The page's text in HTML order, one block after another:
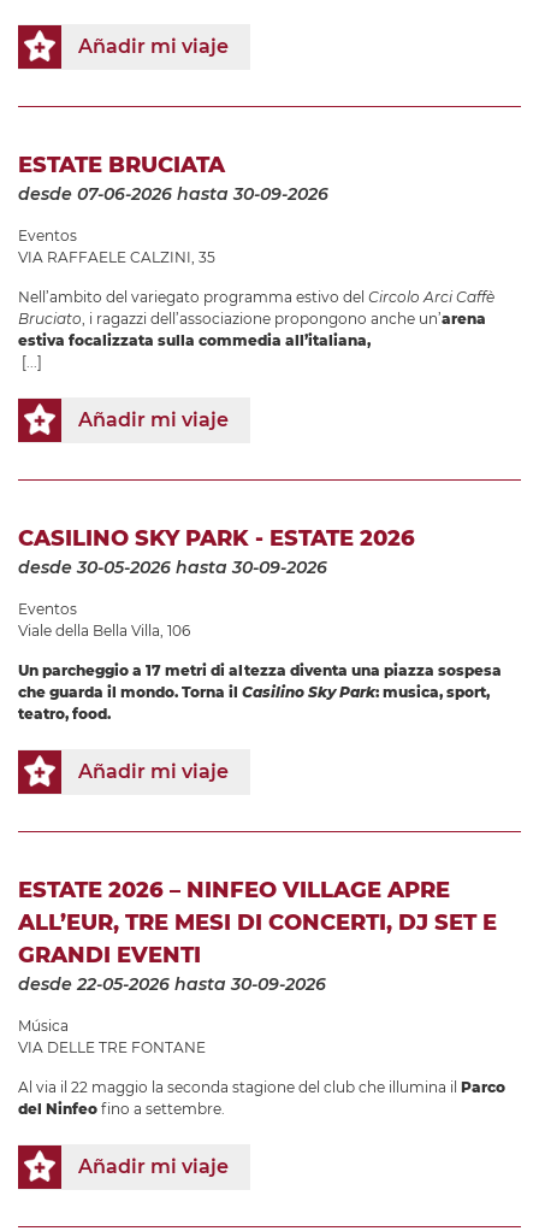
Añadir mi viaje
ESTATE BRUCIATA
desde 07-06-2026 hasta 30-09-2026
Eventos
VIA RAFFAELE CALZINI, 35
Nell’ambito del variegato programma estivo del Circolo Arci Caffè
Bruciato, i ragazzi dell’associazione propongono anche un’arena
estiva focalizzata sulla commedia all’italiana,
[...]
Añadir mi viaje
CASILINO SKY PARK - ESTATE 2026
desde 30-05-2026 hasta 30-09-2026
Eventos
Viale della Bella Villa, 106
Un parcheggio a 17 metri di altezza diventa una piazza sospesa
che guarda il mondo. Torna il Casilino Sky Park: musica, sport,
teatro, food.
Añadir mi viaje
ESTATE 2026 – NINFEO VILLAGE APRE
ALL’EUR, TRE MESI DI CONCERTI, DJ SET E
GRANDI EVENTI
desde 22-05-2026 hasta 30-09-2026
Música
VIA DELLE TRE FONTANE
Al via il 22 maggio la seconda stagione del club che illumina il Parco
del Ninfeo fino a settembre.
Añadir mi viaje